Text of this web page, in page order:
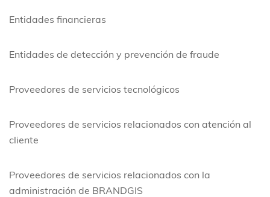
Entidades financieras
Entidades de detección y prevención de fraude
Proveedores de servicios tecnológicos
Proveedores de servicios relacionados con atención al
cliente
Proveedores de servicios relacionados con la
administración de BRANDGIS